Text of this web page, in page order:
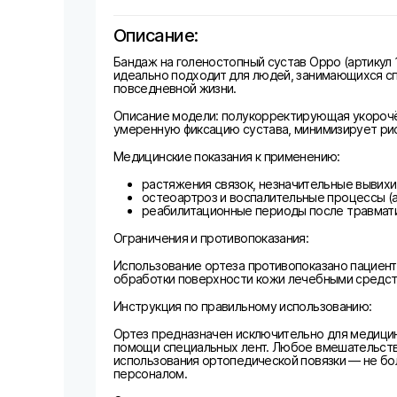
Описание:
Бандаж на голеностопный сустав Oppo
идеально подходит для людей, занимающихся
повседневной жизни.
Описание модели: полукорректирующая
умеренную фиксацию сустава, минимизирует
Медицинские показания к применению:
растяжения связок, незначительные
остеоартроз и воспалительные процессы
реабилитационные периоды после
Ограничения и противопоказания:
Использование ортеза противопоказано
обработки поверхности кожи лечебными
Инструкция по правильному использованию:
Ортез предназначен исключительно для
помощи специальных лент. Любое
использования ортопедической повязки — не
персоналом.